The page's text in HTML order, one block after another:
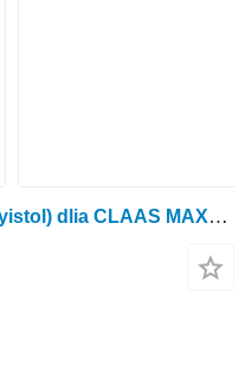
Maans Ripakovyi stil (rapsovyistol) dlia CLAAS MAXFLEX 1350